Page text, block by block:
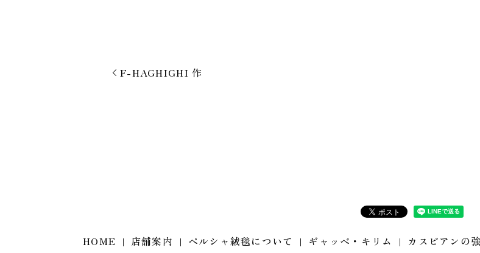
F-HAGHIGHI 作
HOME 店舗案内 ペルシャ絨毯について ギャッベ・キリム カスピアンの